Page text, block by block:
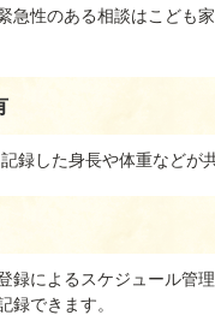
急性のある相談はこども
録した身長や体重などが
録によるスケジュール管
録できます。